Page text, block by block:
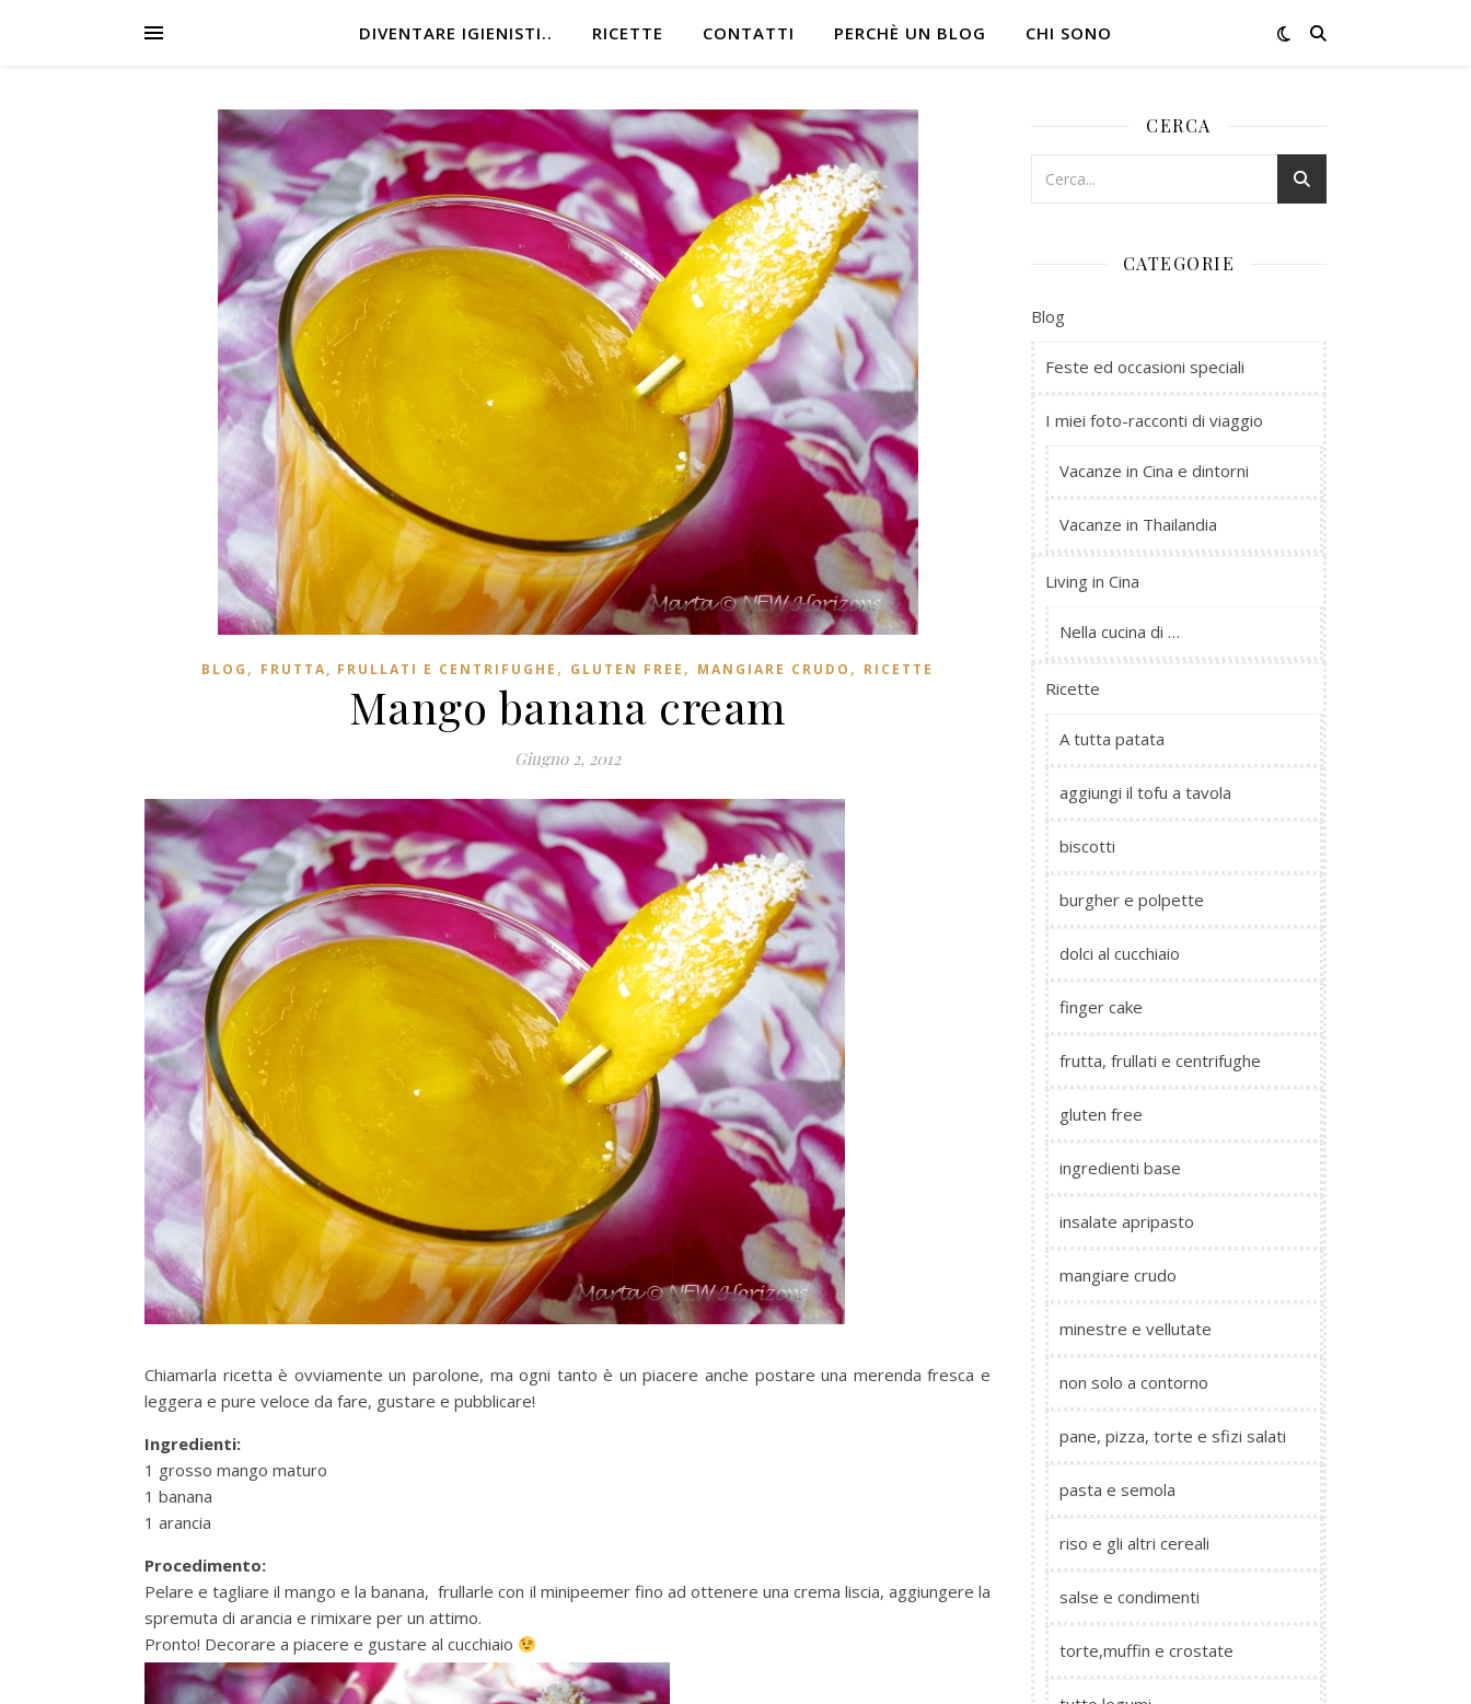
DIVENTARE IGIENISTI.. RICETTE CONTATTI PERCHÈ UN BLOG CHI SONO
BLOG , FRUTTA, FRULLATI E CENTRIFUGHE , GLUTEN FREE , MANGIARE CRUDO , RICETTE
Mango banana cream
Giugno 2, 2012
Chiamarla ricetta è ovviamente un parolone, ma ogni tanto è un piacere anche postare una merenda fresca e
leggera e pure veloce da fare, gustare e pubblicare!
Ingredienti:
1 grosso mango maturo
1 banana
1 arancia
Procedimento:
Pelare e tagliare il mango e la banana, frullarle con il minipeemer fino ad ottenere una crema liscia, aggiungere la
spremuta di arancia e rimixare per un attimo.
Pronto! Decorare a piacere e gustare al cucchiaio
CERCA
CATEGORIE
Blog
Feste ed occasioni speciali
I miei foto-racconti di viaggio
Vacanze in Cina e dintorni
Vacanze in Thailandia
Living in Cina
Nella cucina di …
Ricette
A tutta patata
aggiungi il tofu a tavola
biscotti
burgher e polpette
dolci al cucchiaio
finger cake
frutta, frullati e centrifughe
gluten free
ingredienti base
insalate apripasto
mangiare crudo
minestre e vellutate
non solo a contorno
pane, pizza, torte e sfizi salati
pasta e semola
riso e gli altri cereali
salse e condimenti
torte,muffin e crostate